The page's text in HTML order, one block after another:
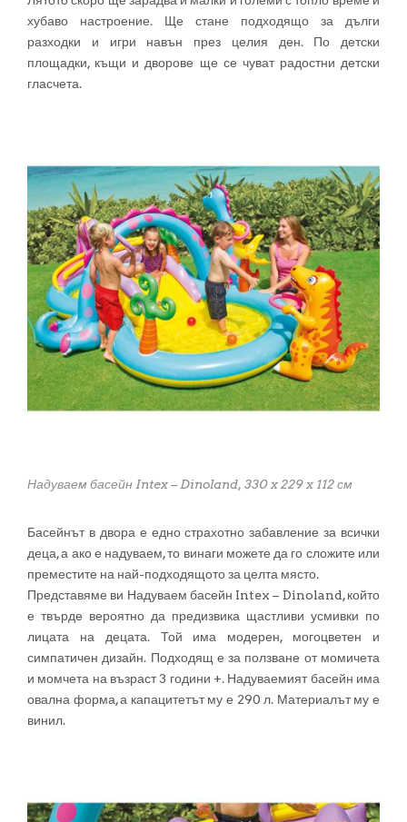
хубаво настроение. Ще стане подходящо за дълги
разходки и игри навън през целия ден. По детски
площадки, къщи и дворове ще се чуват радостни детски
гласчета.
Надуваем басейн Intex – Dinoland, 330 x 229 x 112 см
Басейнът в двора е едно страхотно забавление за всички
деца, а ако е надуваем, то винаги можете да го сложите или
преместите на най-подходящото за целта място.
Представяме ви Надуваем басейн Intex – Dinoland, който
е твърде вероятно да предизвика щастливи усмивки по
лицата на децата. Той има модерен, могоцветен и
симпатичен дизайн. Подходящ е за ползване от момичета
и момчета на възраст 3 години +. Надуваемият басейн има
овална форма, а капацитетът му е 290 л. Материалът му е
винил.